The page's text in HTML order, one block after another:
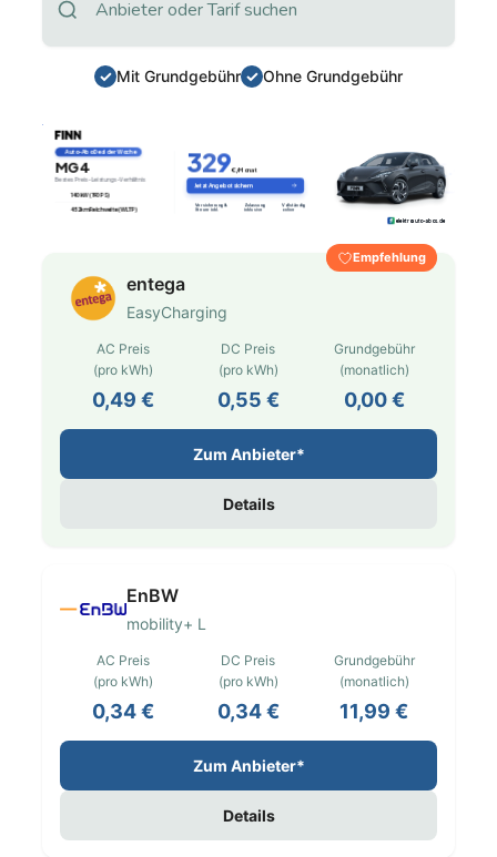
Mit Grundgebühr Ohne Grundgebühr
Empfehlung
entega
EasyCharging
AC Preis
(pro kWh)
0,49 €
DC Preis
(pro kWh)
0,55 €
Grundgebühr
(monatlich)
0,00 €
Zum Anbieter*
Details
EnBW
mobility+ L
AC Preis
(pro kWh)
0,34 €
DC Preis
(pro kWh)
0,34 €
Grundgebühr
(monatlich)
11,99 €
Zum Anbieter*
Details